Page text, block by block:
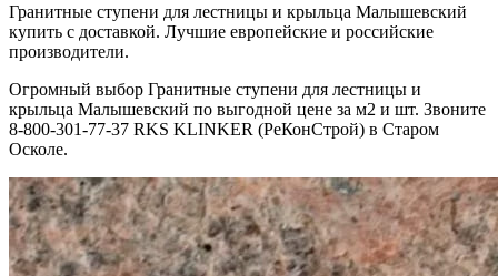
Гранитные ступени для лестницы и крыльца Малышевский
купить с доставкой. Лучшие европейские и российские
производители.
Огромный выбор Гранитные ступени для лестницы и
крыльца Малышевский по выгодной цене за м2 и шт. Звоните
8-800-301-77-37 RKS KLINKER (РеКонСтрой) в Старом
Осколе.